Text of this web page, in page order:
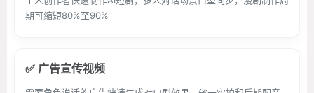
期可缩短80%至90%
✅ 广告宣传视频